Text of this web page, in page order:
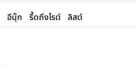
อีบุ๊ก รี้ดถึงไรต์ ลิสต์